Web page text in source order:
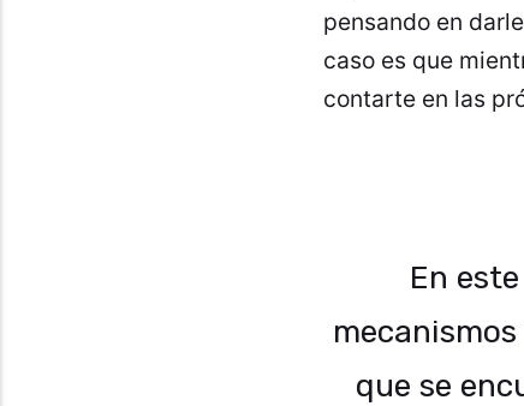
pensando en
caso es que
contarte en las
En
que se